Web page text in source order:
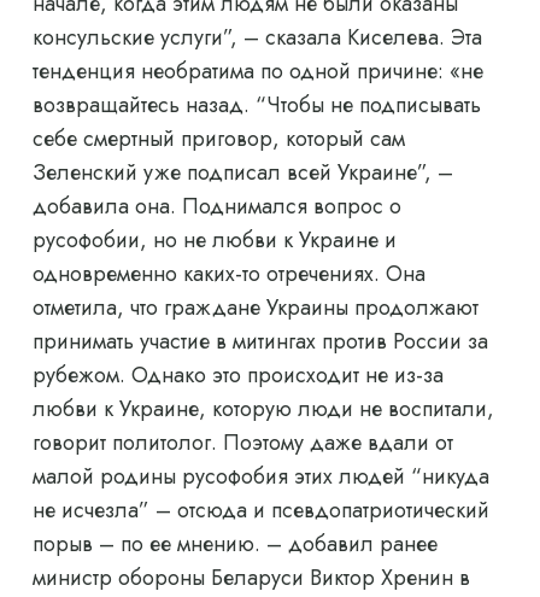
консульские услуги”, – сказала Киселева. Эта
тенденция необратима по одной причине: «не
возвращайтесь назад. “Чтобы не подписывать
себе смертный приговор, который сам
Зеленский уже подписал всей Украине”, –
добавила она. Поднимался вопрос о
русофобии, но не любви к Украине и
одновременно каких-то отречениях. Она
отметила, что граждане Украины продолжают
принимать участие в митингах против России за
рубежом. Однако это происходит не из-за
любви к Украине, которую люди не воспитали,
говорит политолог. Поэтому даже вдали от
малой родины русофобия этих людей “никуда
не исчезла” – отсюда и псевдопатриотический
порыв – по ее мнению. – добавил ранее
министр обороны Беларуси Виктор Хренин в